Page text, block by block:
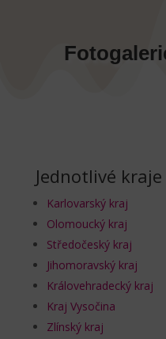
Jednotlivé kraje
Karlovarský kraj
Olomoucký kraj
Středočeský kraj
Jihomoravský kraj
Královehradecký kraj
Kraj Vysočina
Zlínský kraj